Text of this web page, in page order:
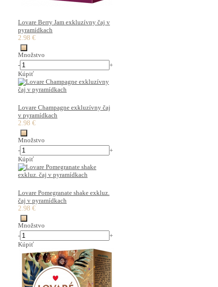
Lovare Berry Jam exkluzívny čaj v
pyramídkach
2.98 €
Množstvo
-
+
Kúpiť
Lovare Champagne exkluzívny čaj
v pyramídkach
2.98 €
Množstvo
-
+
Kúpiť
Lovare Pomegranate shake exkluz.
čaj v pyramídkach
2.98 €
Množstvo
-
+
Kúpiť